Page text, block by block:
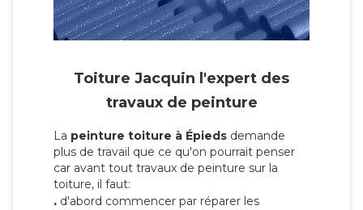
Toiture Jacquin l'expert des
travaux de peinture
La peinture toiture à Épieds demande
plus de travail que ce qu'on pourrait penser
car avant tout travaux de peinture sur la
toiture, il faut:
. d'abord commencer par réparer les